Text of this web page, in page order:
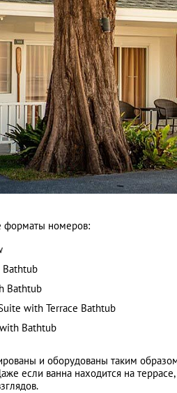
форматы номеров:
Bathtub
Bathtub
with Terrace Bathtub
Bathtub
и оборудованы таким
если ванна находится на